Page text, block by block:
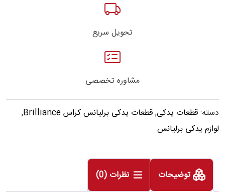
تحویل سریع
مشاوره تخصصی
دسته:قطعات یدکی,قطعات یدکی برلیانس کراس Brilliance
,
لوازم یدکی برلیانس
توضیحات نظرات (0)